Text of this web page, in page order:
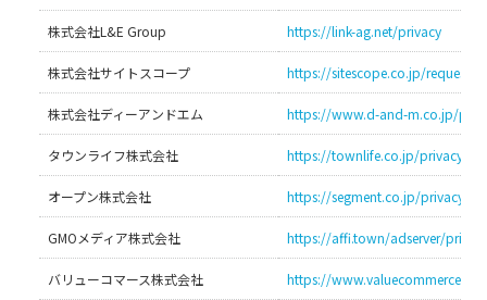
株式会社L&E Group https://link-ag.net/privacy
株式会社サイトスコープ https://sitescope.co.jp/request/
株式会社ディーアンドエム https://www.d-and-m.co.jp/
タウンライフ株式会社 https://townlife.co.jp/privacy-
オープン株式会社 https://segment.co.jp/privacy/
GMOメディア株式会社 https://affi.town/adserver/
バリューコマース株式会社 https://